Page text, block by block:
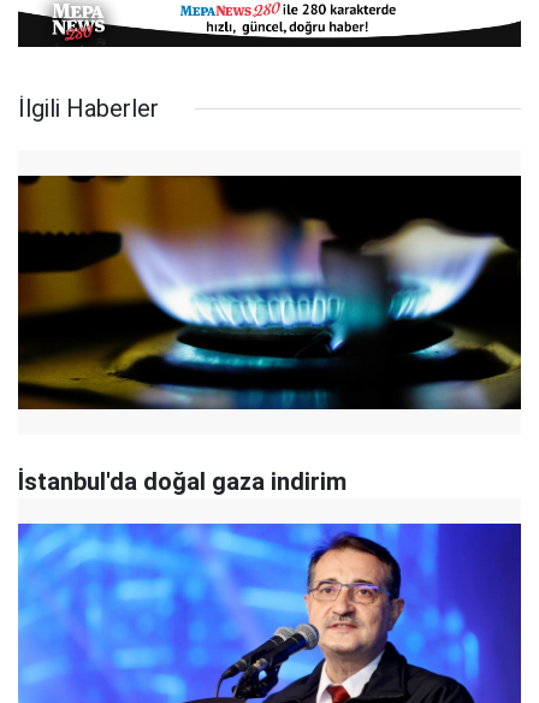
İlgili Haberler
İstanbul'da doğal gaza indirim